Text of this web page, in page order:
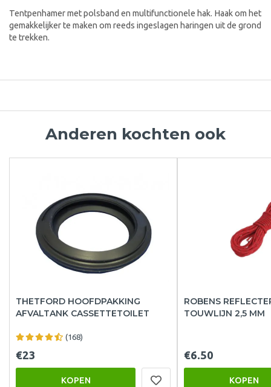
Tentpenhamer met polsband en multifunctionele hak. Haak om het
gemakkelijker te maken om reeds ingeslagen haringen uit de grond
te trekken.
Anderen kochten ook
THETFORD HOOFDPAKKING
AFVALTANK CASSETTETOILET
(168)
€23
KOPEN
ROBENS
TOUWLIJN 2,5 MM
€6.50
KOPEN